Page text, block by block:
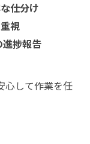
仕分け
視
捗報告
心して作業を任